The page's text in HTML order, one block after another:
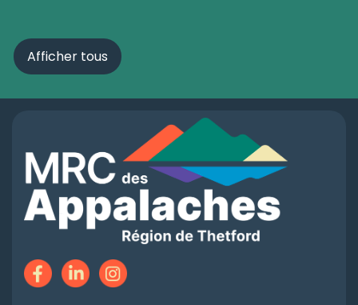
Afficher tous